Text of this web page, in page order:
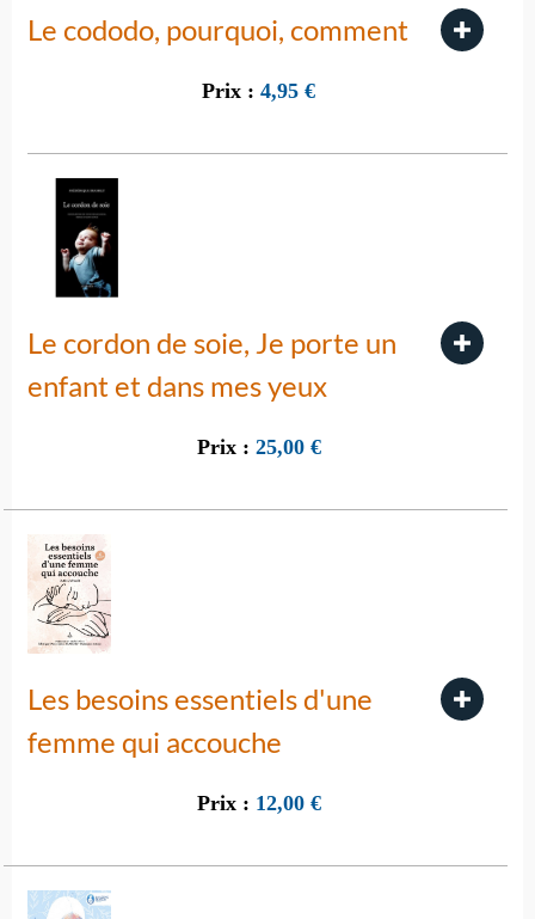
Le cododo, pourquoi, comment
Prix : 4,95 €
Le cordon de soie, Je porte un
enfant et dans mes yeux
Prix : 25,00 €
Les besoins essentiels d'une
femme qui accouche
Prix : 12,00 €